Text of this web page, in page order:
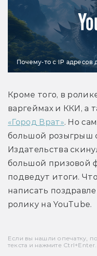
Почему-то с IP адресов
Кроме того, в
варгеймах и ККИ, а
«Город Врат». Но
большой розыгрыш
Издательства
большой призовой
подведут итоги.
написать
ролику на YouTube.
Если вы нашли опечатку,
текста и нажмите Ctrl+Enter.